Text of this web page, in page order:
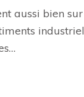
aussi bien